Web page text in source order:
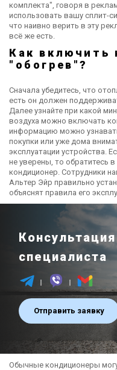
комплекта", говоря в
использовать вашу сплит-
что наивно верить в эту
всё же есть.
Как включить
"обогрев"?
Сначала убедитесь, что
есть он должен
Далее узнайте при какой
воздуха можно включать
информацию можно
покупки или уже дома
эксплуатации устройства.
не уверены, то обратитесь
кондиционер. Сотрудники
Альтер Эйр правильно
объяснят правила его
специалиста
Отправить заявку
Обычные кондиционеры